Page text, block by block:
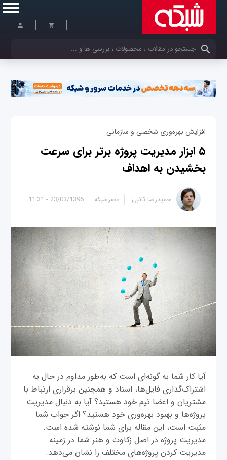
کلمات کلیدی خود را وارد کنید
افزایش بهره‌وری شخصی و سازمانی
۵ ابزار مدیریت پروژه برتر برای سرعت
بخشیدن به اهداف
23/03/1396 - 11:31 حمیدرضا تائبی عصرشبکه
آیا کار شما به گونه‌ای است که به‌طور مداوم در حال به
اشتراک‌گذاری فایل‌ها، اسناد و همچنین برقراری ارتباط با
مشتریان و اعضا تیم خود هستید؟ آیا به دنبال مدیریت
پروژه‌ها و بهبود بهره‌وری خود هستید؟ اگر جواب شما
مثبت است، این مقاله برای شما نوشته شده است.
مدیریت پروژه در اصل زکاوت و هنر شما در زمینه
مدیریت کردن پروژه‌های مختلف را نشان می‌دهد.